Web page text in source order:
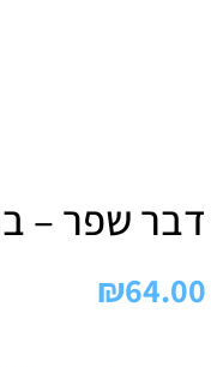
דבר שפר –
₪64.00